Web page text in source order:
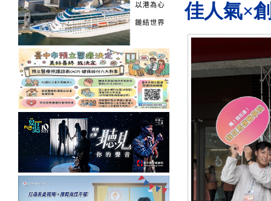
佳人氣×